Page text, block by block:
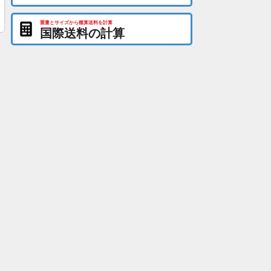
重量とサイズから概算送料を計算
国際送料の計算